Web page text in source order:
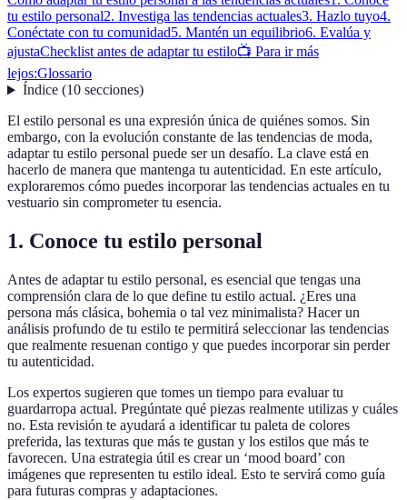
tu estilo personal2. Investiga las tendencias actuales3. Hazlo tuyo4.
Conéctate con tu comunidad5. Mantén un equilibrio6. Evalúa y
ajustaChecklist antes de adaptar tu estilo📺 Para ir más
lejos:Glossario
Índice(10 secciones)
El estilo personal es una expresión única de quiénes somos. Sin
embargo, con la evolución constante de las tendencias de moda,
adaptar tu estilo personal puede ser un desafío. La clave está en
hacerlo de manera que mantenga tu autenticidad. En este artículo,
exploraremos cómo puedes incorporar las tendencias actuales en tu
vestuario sin comprometer tu esencia.
1. Conoce tu estilo personal
Antes de adaptar tu estilo personal, es esencial que tengas una
comprensión clara de lo que define tu estilo actual. ¿Eres una
persona más clásica, bohemia o tal vez minimalista? Hacer un
análisis profundo de tu estilo te permitirá seleccionar las tendencias
que realmente resuenan contigo y que puedes incorporar sin perder
tu autenticidad.
Los expertos sugieren que tomes un tiempo para evaluar tu
guardarropa actual. Pregúntate qué piezas realmente utilizas y cuáles
no. Esta revisión te ayudará a identificar tu paleta de colores
preferida, las texturas que más te gustan y los estilos que más te
favorecen. Una estrategia útil es crear un ‘mood board’ con
imágenes que representen tu estilo ideal. Esto te servirá como guía
para futuras compras y adaptaciones.